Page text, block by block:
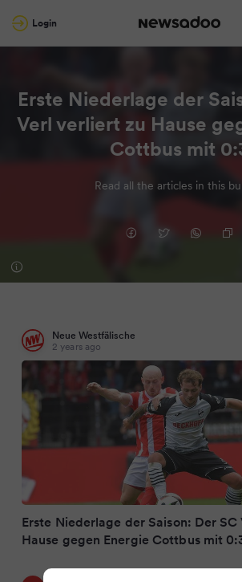
Login
Erste Niederlage der
Verl verliert zu Hause
Cottbus mit
Read all the articles in this
Neue Westfälische
2 years ago
Erste Niederlage der Saison: Der
Hause gegen Energie Cottbus mit